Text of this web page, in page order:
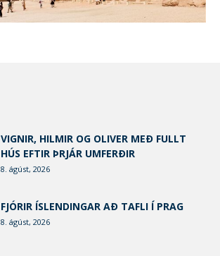
VIGNIR, HILMIR OG OLIVER MEÐ FULLT
HÚS EFTIR ÞRJÁR UMFERÐIR
8. ágúst, 2026
FJÓRIR ÍSLENDINGAR AÐ TAFLI Í PRAG
8. ágúst, 2026